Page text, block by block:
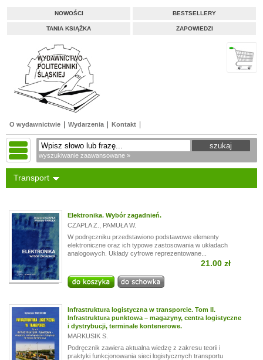
NOWOŚCI BESTSELLERY
TANIA KSIĄŻKA ZAPOWIEDZI
O wydawnictwie Wydarzenia Kontakt
wyszukiwanie zaawansowane »
Transport
Elektronika. Wybór zagadnień.
CZAPLA Z.
PAMUŁA W.
W podręczniku przedstawiono podstawowe elementy
elektroniczne oraz ich typowe zastosowania w układach
analogowych. Układy cyfrowe reprezentowane...
21.00 zł
Infrastruktura logistyczna w transporcie. Tom II.
Infrastruktura punktowa – magazyny, centra logistyczne
i dystrybucji, terminale kontenerowe.
MARKUSIK S.
Podręcznik zawiera aktualna wiedzę z zakresu teorii i
praktyki funkcjonowania sieci logistycznych transportu